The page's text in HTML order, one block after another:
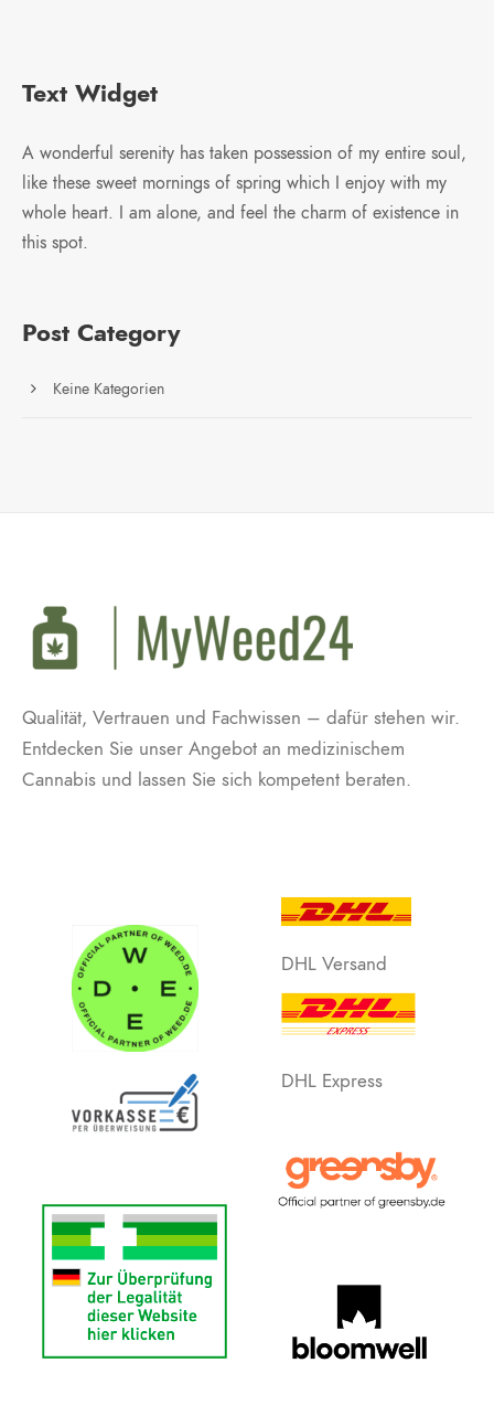
Text Widget
A wonderful serenity has taken possession of my entire soul,
like these sweet mornings of spring which I enjoy with my
whole heart. I am alone, and feel the charm of existence in
this spot.
Post Category
Keine Kategorien
Qualität, Vertrauen und Fachwissen – dafür stehen wir.
Entdecken Sie unser Angebot an medizinischem
Cannabis und lassen Sie sich kompetent beraten.
DHL Versand
DHL Express